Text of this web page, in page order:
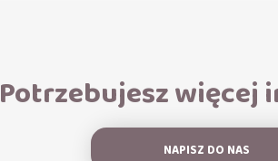
Potrzebujesz więcej
NAPISZ DO NAS